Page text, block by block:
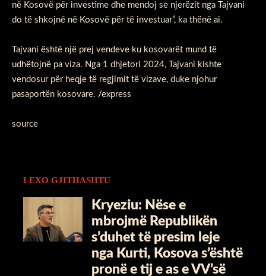
në Kosovë për investime dhe mendoj se njerëzit nga Tajvani
do të shkojnë në Kosovë për të investuar”, ka thënë ai.
Tajvani është një prej vendeve ku kosovarët mund të
udhëtojnë pa viza. Nga 1 dhjetori 2024, Tajvani kishte
vendosur për heqje të regjimit të vizave, duke njohur
pasaportën kosovare. /express
source
LEXO GJITHASHTU
Kryeziu: Nëse e
mbrojmë Republikën
s’duhet të presim leje
nga Kurti, Kosova s’është
pronë e tij e as e VV’së